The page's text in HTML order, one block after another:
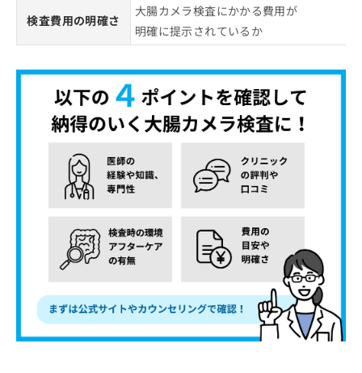
検査費用の明確さ
大腸カメラ検査にかかる費用が
明確に提示されているか